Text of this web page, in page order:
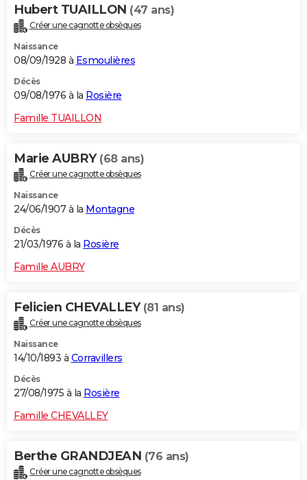
Hubert TUAILLON (47 ans)
Créer une cagnotte obsèques
Naissance
08/09/1928 à Esmoulières
Décès
09/08/1976 à la Rosière
Famille TUAILLON
Marie AUBRY (68 ans)
Créer une cagnotte obsèques
Naissance
24/06/1907 à la Montagne
Décès
21/03/1976 à la Rosière
Famille AUBRY
Felicien CHEVALLEY (81 ans)
Créer une cagnotte obsèques
Naissance
14/10/1893 à Corravillers
Décès
27/08/1975 à la Rosière
Famille CHEVALLEY
Berthe GRANDJEAN (76 ans)
Créer une cagnotte obsèques